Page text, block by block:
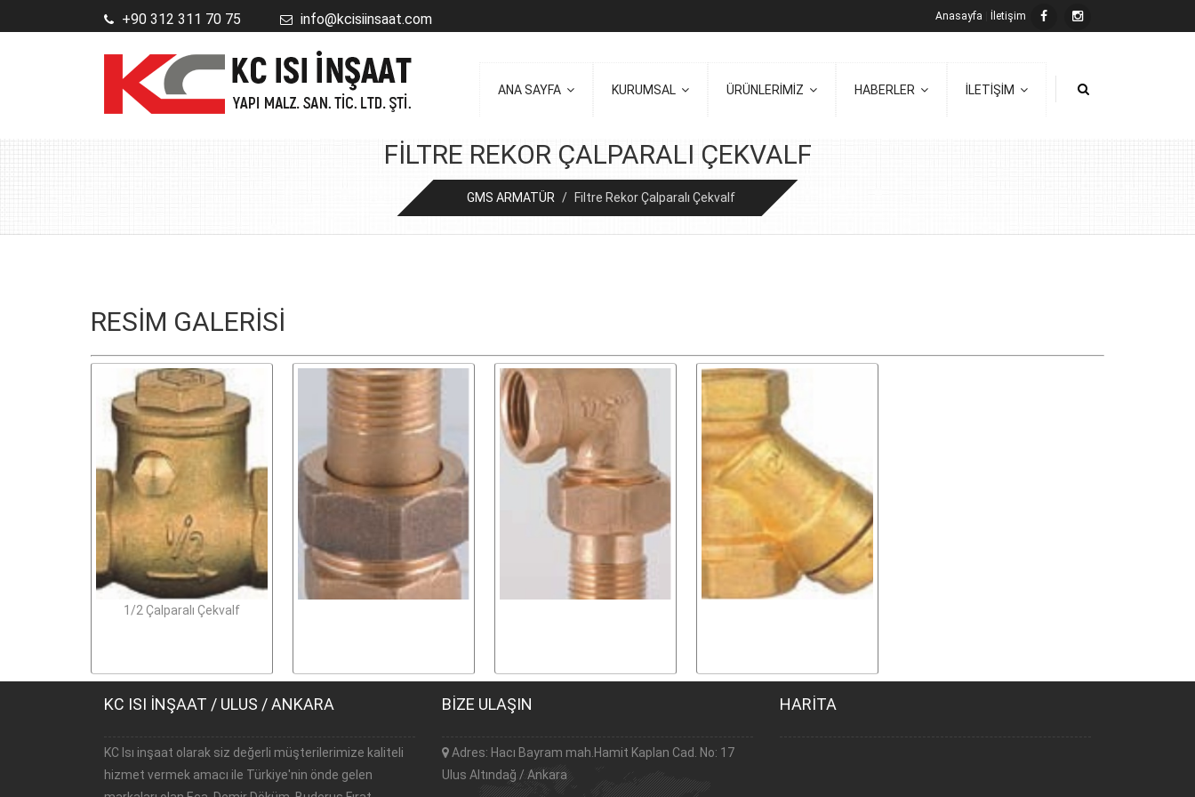
+90 312 311 70 75 info@kcisiinsaat.com Anasayfa İletişim
ANA SAYFA KURUMSAL ÜRÜNLERİMİZ HABERLER İLETİŞİM
FILTRE REKOR ÇALPARALI ÇEKVALF
GMS ARMATÜR / Filtre Rekor Çalparalı Çekvalf
RESİM GALERİSİ
1/2 Çalparalı Çekvalf
KC ISI İNŞAAT / ULUS / ANKARA
KC Isı inşaat olarak siz değerli müşterilerimize kaliteli
hizmet vermek amacı ile Türkiye'nin önde gelen
BİZE ULAŞIN
Adres: Hacı Bayram mah.Hamit Kaplan Cad. No: 17
Ulus Altındağ / Ankara
HARİTA